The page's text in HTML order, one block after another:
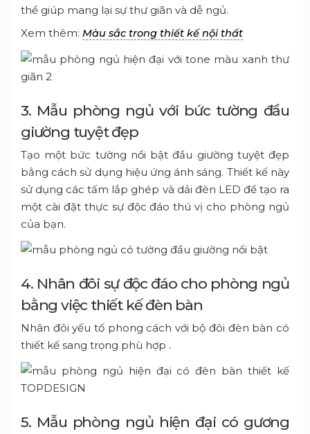
thể giúp mang lại sự thư giãn và dễ ngủ.
Xem thêm: Màu sắc trong thiết kế nội thất
3. Mẫu phòng ngủ với bức tường đầu
giường tuyệt đẹp
Tạo một bức tường nổi bật đầu giường tuyệt đẹp
bằng cách sử dụng hiệu ứng ánh sáng. Thiết kế này
sử dụng các tấm lắp ghép và dải đèn LED để tạo ra
một cài đặt thực sự độc đáo thú vị cho phòng ngủ
của bạn.
4. Nhân đôi sự độc đáo cho phòng ngủ
bằng việc thiết kế đèn bàn
Nhân đôi yếu tố phong cách với bộ đôi đèn bàn có
thiết kế sang trọng phù hợp .
5. Mẫu phòng ngủ hiện đại có gương